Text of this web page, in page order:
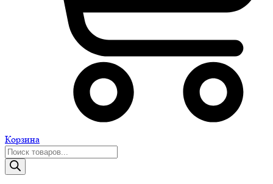
Корзина
Поиск
товаров